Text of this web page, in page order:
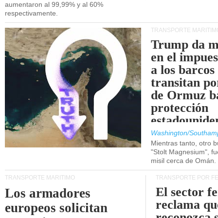
aumentaron al 99,99% y al 60%
respectivamente.
TRANSPORTE
Trump da
en el
a los barcos
transitan
de Ormuz
protección
Washington/
Mientras tanto, otro
"Stolt Magnesium",
misil cerca de Omán.
TRANSPORTE MARÍTIMO
Los armadores
europeos solicitan
TRANSPORTE POR
El sector
reclama